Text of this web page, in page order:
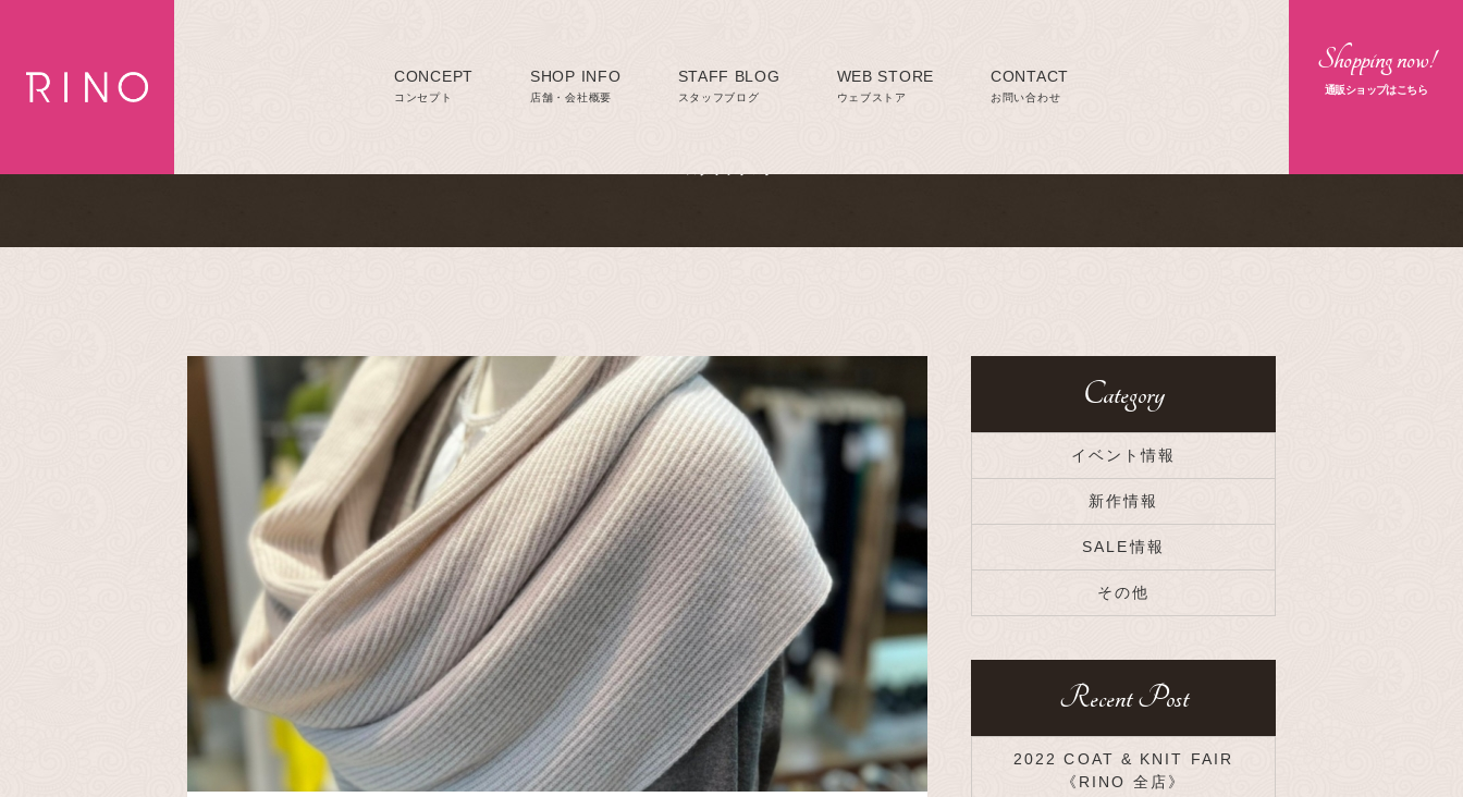
Shopping now!
通販ショップはこちら
CONCEPT
コンセプト
SHOP INFO
店舗・会社概要
STAFF BLOG
スタッフブログ
WEB STORE
ウェブストア
CONTACT
お問い合わせ
Staff blog
Category
イベント情報
新作情報
SALE情報
その他
Recent Post
2022 COAT & KNIT FAIR
《RINO 全店》